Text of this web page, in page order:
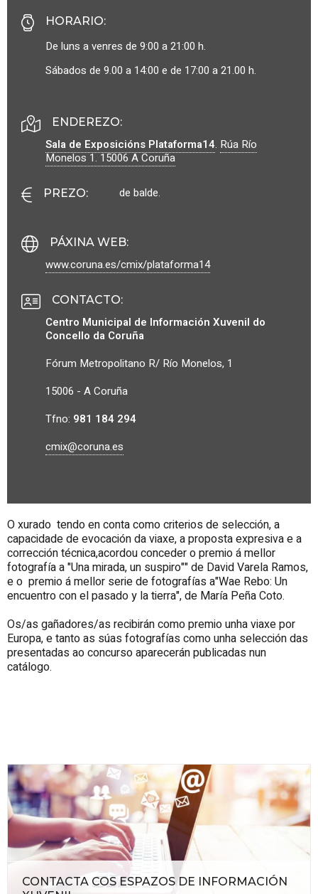
HORARIO:
De luns a venres de 9:00 a 21:00 h.
Sábados de 9.00 a 14:00 e de 17:00 a 21.00 h.
ENDEREZO:
Sala de Exposicións Plataforma14. Rúa Río
Monelos 1.15006A Coruña
PREZO: de balde.
PÁXINA WEB:
www.coruna.es/cmix/plataforma14
CONTACTO:
Centro Municipal de Información Xuvenil do
Concello da Coruña
Fórum Metropolitano R/ Río Monelos, 1
15006 - A Coruña
Tfno: 981 184 294
cmix@coruna.es
O xurado tendo en conta como criterios de selección, a
capacidade de evocación da viaxe, a proposta expresiva e a
corrección técnica,acordou conceder o premio á mellor
fotografía a "Una mirada, un suspiro"" de David Varela Ramos,
e o premio á mellor serie de fotografías a"Wae Rebo: Un
encuentro con el pasado y la tierra", de María Peña Coto.
Os/as gañadores/as recibirán como premio unha viaxe por
Europa, e tanto as súas fotografías como unha selección das
presentadas ao concurso aparecerán publicadas nun
catálogo.
CONTACTA COS ESPAZOS DE INFORMACIÓN